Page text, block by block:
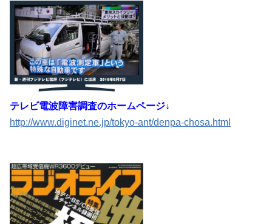
テレビ電波障害調査のホームページ↓
http://www.diginet.ne.jp/tokyo-ant/denpa-chosa.html